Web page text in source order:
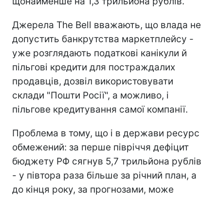
Джерела The Bell вважають, що влада не
допустить банкрутства маркетплейсу -
уже розглядають податкові канікули й
пільгові кредити для постраждалих
продавців, дозвіл використовувати
склади "Пошти Росії", а можливо, і
пільгове кредитування самої компанії.
Проблема в тому, що і в держави ресурс
обмежений: за перше півріччя дефіцит
бюджету РФ сягнув 5,7 трильйона рублів
- у півтора раза більше за річний план, а
до кінця року, за прогнозами, може